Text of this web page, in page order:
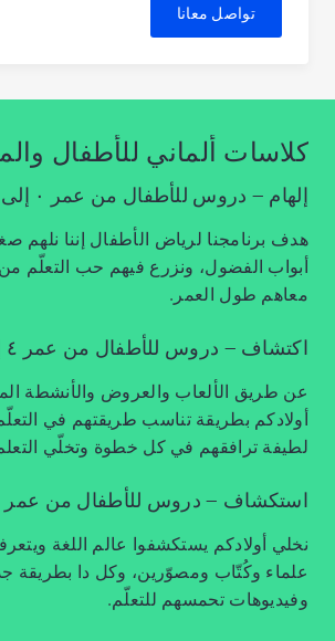
تواصل معانا
كلاسات ألماني للأطفال
إلهام – دروس للأطفال من عمر ٠ إلى ٣ سنوات
هدف برنامجنا لرياض الأطفال إننا نلهم
أبواب الفضول، ونزرع فيهم حب التعلّم
معاهم طول العمر.
اكتشاف – دروس للأطفال من عمر ٤ إلى ٧ سنوات
عن طريق الألعاب والعروض والأنشطة
أولادكم بطريقة تناسب طريقتهم في
لطيفة ترافقهم في كل خطوة وتخلّي
استكشاف – دروس للأطفال من عمر ٨ إلى ١١ سنة
نخلي أولادكم يستكشفوا عالم اللغة
علماء وكُتّاب ومصوّرين، وكل دا بطريقة
وفيديوهات تحمسهم للتعلّم.